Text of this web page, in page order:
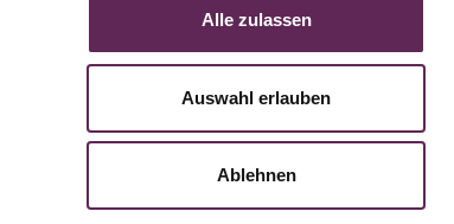
Alle zulassen
Auswahl erlauben
Ablehnen